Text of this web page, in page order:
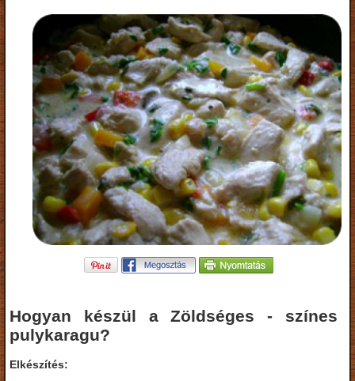
Hogyan készül a Zöldséges - színes
pulykaragu?
Elkészítés: